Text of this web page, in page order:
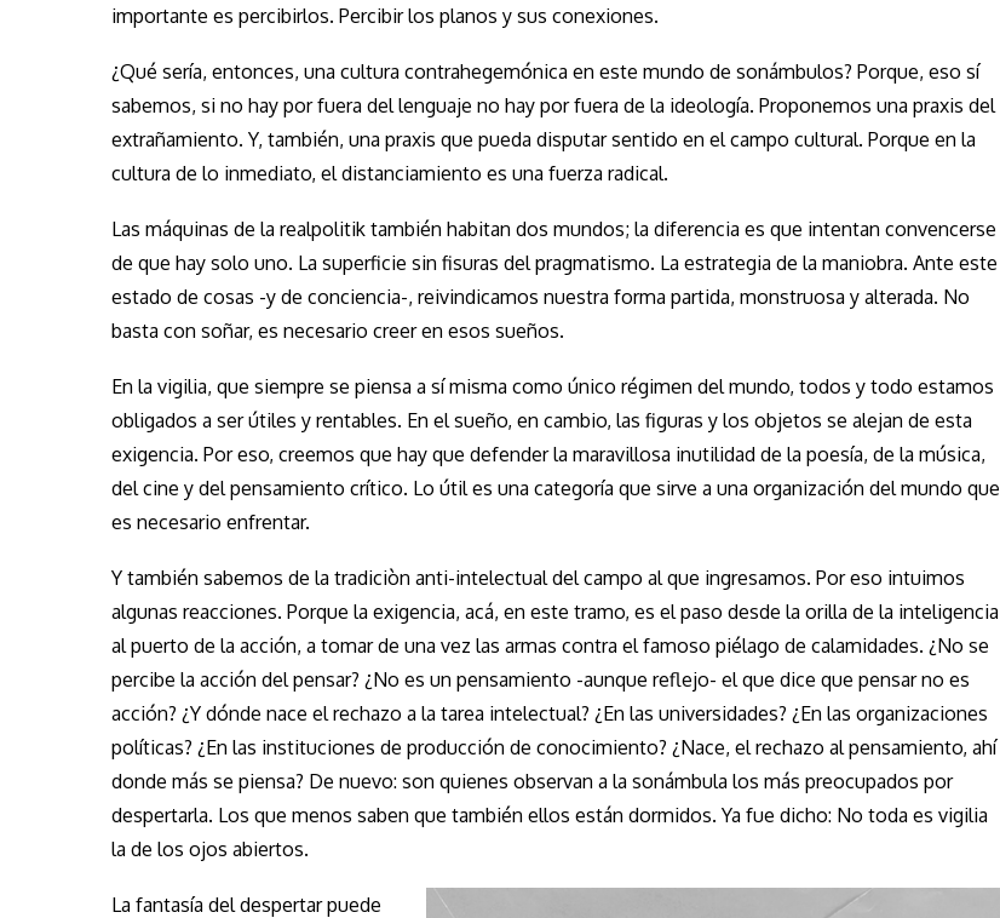
importante es percibirlos. Percibir los planos y sus conexiones.
¿Qué sería, entonces, una cultura contrahegemónica en este mundo de sonámbulos? Porque, eso sí
sabemos, si no hay por fuera del lenguaje no hay por fuera de la ideología. Proponemos una praxis del
extrañamiento. Y, también, una praxis que pueda disputar sentido en el campo cultural. Porque en la
cultura de lo inmediato, el distanciamiento es una fuerza radical.
Las máquinas de la realpolitik también habitan dos mundos; la diferencia es que intentan convencerse
de que hay solo uno. La superficie sin fisuras del pragmatismo. La estrategia de la maniobra. Ante este
estado de cosas -y de conciencia-, reivindicamos nuestra forma partida, monstruosa y alterada. No
basta con soñar, es necesario creer en esos sueños.
En la vigilia, que siempre se piensa a sí misma como único régimen del mundo, todos y todo estamos
obligados a ser útiles y rentables. En el sueño, en cambio, las figuras y los objetos se alejan de esta
exigencia. Por eso, creemos que hay que defender la maravillosa inutilidad de la poesía, de la música,
del cine y del pensamiento crítico. Lo útil es una categoría que sirve a una organización del mundo que
es necesario enfrentar.
Y también sabemos de la tradiciòn anti-intelectual del campo al que ingresamos. Por eso intuimos
algunas reacciones. Porque la exigencia, acá, en este tramo, es el paso desde la orilla de la inteligencia
al puerto de la acción, a tomar de una vez las armas contra el famoso piélago de calamidades. ¿No se
percibe la acción del pensar? ¿No es un pensamiento -aunque reflejo- el que dice que pensar no es
acción? ¿Y dónde nace el rechazo a la tarea intelectual? ¿En las universidades? ¿En las organizaciones
políticas? ¿En las instituciones de producción de conocimiento? ¿Nace, el rechazo al pensamiento, ahí
donde más se piensa? De nuevo: son quienes observan a la sonámbula los más preocupados por
despertarla. Los que menos saben que también ellos están dormidos. Ya fue dicho: No toda es vigilia
la de los ojos abiertos.
La fantasía del despertar puede